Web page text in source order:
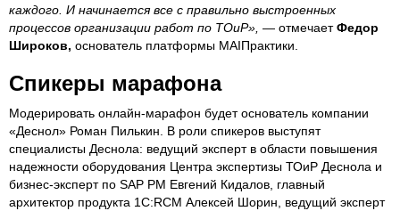
каждого. И начинается все с правильно выстроенных
процессов организации работ по ТОиР», — отмечаетФедор
Широков, основатель платформы MAIПрактики.
Спикеры марафона
Модерировать онлайн-марафон будет основатель компании
«Деснол» Роман Пилькин. В роли спикеров выступят
специалисты Деснола: ведущий эксперт в области повышения
надежности оборудования Центра экспертизы ТОиР Деснола и
бизнес-эксперт по SAP PM Евгений Кидалов, главный
архитектор продукта 1С:RCM Алексей Шорин, ведущий эксперт